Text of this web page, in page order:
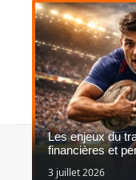
Les enjeux du
financières et
3 juillet 2026
Contact